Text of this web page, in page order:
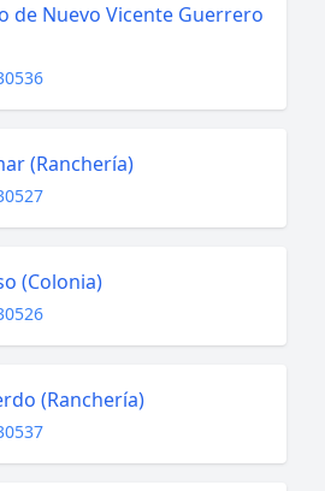
de Nuevo Vicente Guerrero
(Ranchería)
(Colonia)
(Ranchería)